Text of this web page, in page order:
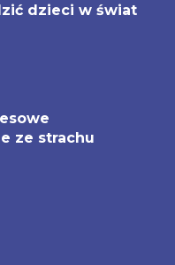
dzieci w świat
ze strachu